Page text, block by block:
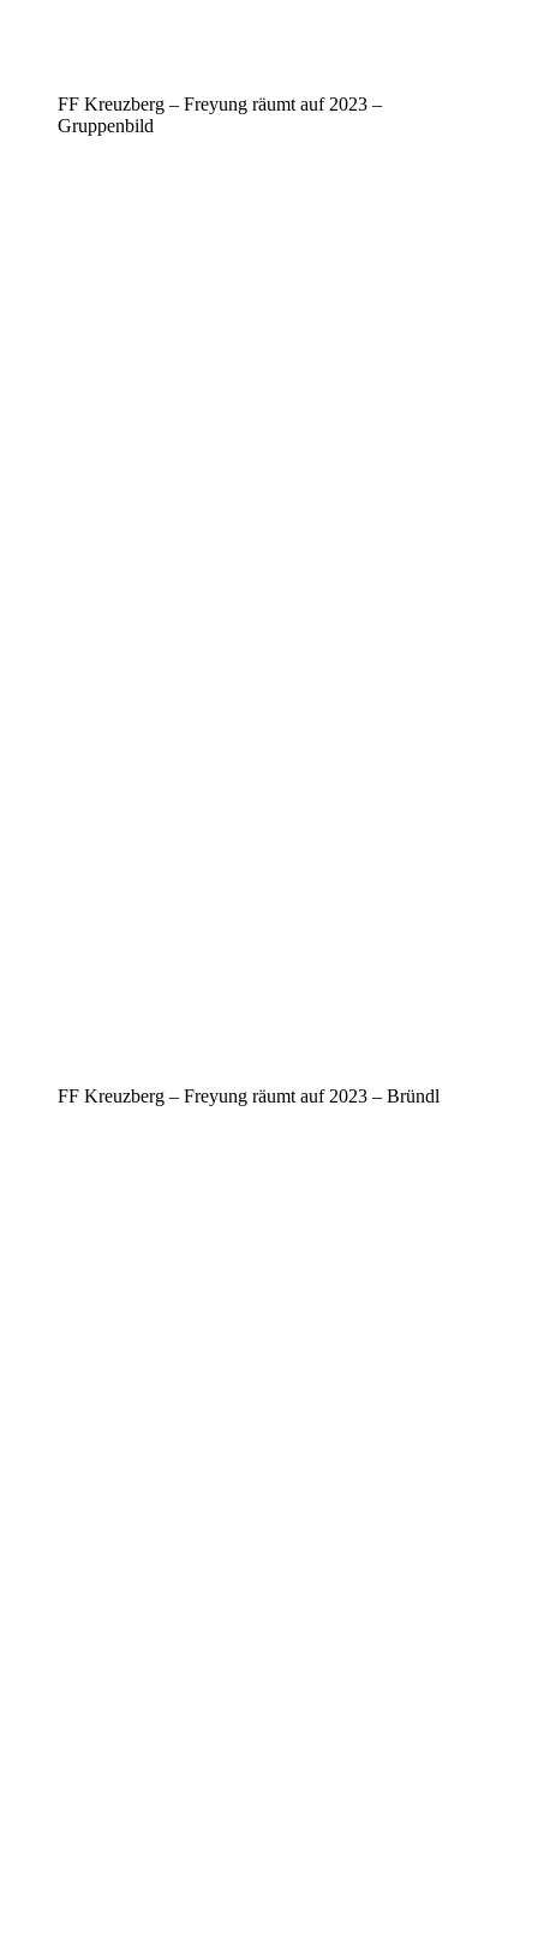
FF Kreuzberg – Freyung räumt auf 2023 –
Gruppenbild
FF Kreuzberg – Freyung räumt auf 2023 – Bründl